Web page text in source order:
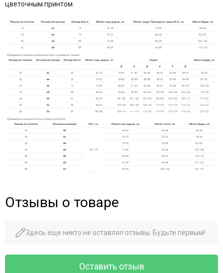
цветочным принтом.
Отзывы о товаре
Здесь еще никто не оставлял отзывы. Будьте первым!
Оставить отзыв